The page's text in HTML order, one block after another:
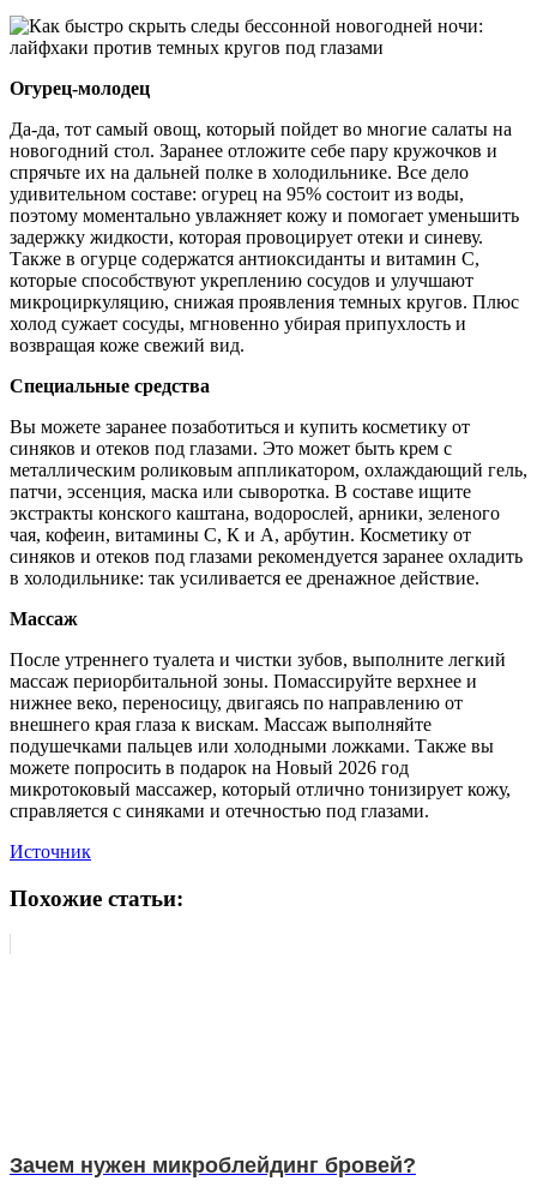
Огурец-молодец
Да-да, тот самый овощ, который пойдет во многие салаты на
новогодний стол. Заранее отложите себе пару кружочков и
спрячьте их на дальней полке в холодильнике. Все дело
удивительном составе: огурец на 95% состоит из воды,
поэтому моментально увлажняет кожу и помогает уменьшить
задержку жидкости, которая провоцирует отеки и синеву.
Также в огурце содержатся антиоксиданты и витамин С,
которые способствуют укреплению сосудов и улучшают
микроциркуляцию, снижая проявления темных кругов. Плюс
холод сужает сосуды, мгновенно убирая припухлость и
возвращая коже свежий вид.
Специальные средства
Вы можете заранее позаботиться и купить косметику от
синяков и отеков под глазами. Это может быть крем с
металлическим роликовым аппликатором, охлаждающий гель,
патчи, эссенция, маска или сыворотка. В составе ищите
экстракты конского каштана, водорослей, арники, зеленого
чая, кофеин, витамины С, К и А, арбутин. Косметику от
синяков и отеков под глазами рекомендуется заранее охладить
в холодильнике: так усиливается ее дренажное действие.
Массаж
После утреннего туалета и чистки зубов, выполните легкий
массаж периорбитальной зоны. Помассируйте верхнее и
нижнее веко, переносицу, двигаясь по направлению от
внешнего края глаза к вискам. Массаж выполняйте
подушечками пальцев или холодными ложками. Также вы
можете попросить в подарок на Новый 2026 год
микротоковый массажер, который отлично тонизирует кожу,
справляется с синяками и отечностью под глазами.
Источник
Похожие статьи:
Зачем нужен микроблейдинг бровей?